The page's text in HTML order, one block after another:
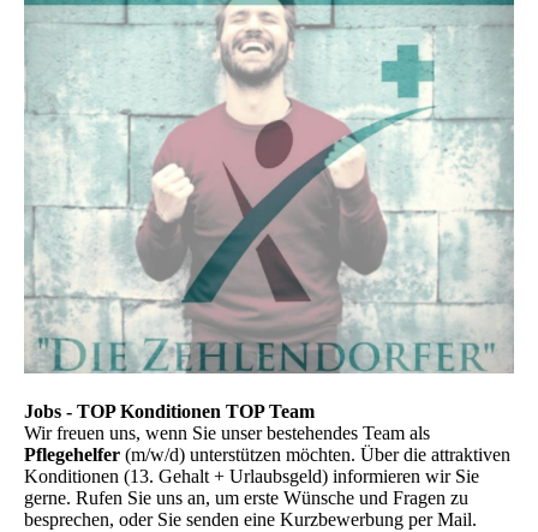
Jobs - TOP Konditionen TOP Team
Wir freuen uns, wenn Sie unser bestehendes Team als
Pflegehelfer (m/w/d) unterstützen möchten. Über die attraktiven
Konditionen (13. Gehalt + Urlaubsgeld) informieren wir Sie
gerne. Rufen Sie uns an, um erste Wünsche und Fragen zu
besprechen, oder Sie senden eine Kurzbewerbung per Mail.